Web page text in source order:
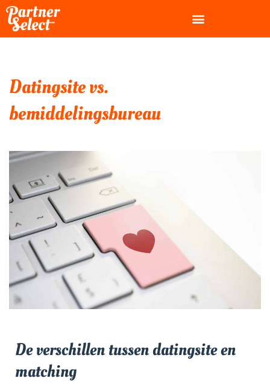
Ga
naar
de
Datingsite vs.
bemiddelingsbureau
De verschillen tussen datingsite en
matching